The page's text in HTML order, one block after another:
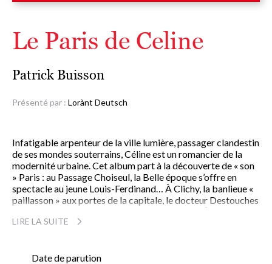
Le Paris de Celine
Patrick Buisson
Présenté par : Lorànt Deutsch
Infatigable arpenteur de la ville lumière, passager clandestin
de ses mondes souterrains, Céline est un romancier de la
modernité urbaine. Cet album part à la découverte de « son
» Paris : au Passage Choiseul, la Belle époque s’offre en
spectacle au jeune Louis-Ferdinand… À Clichy, la banlieue «
paillasson » aux portes de la capitale, le docteur Destouches
fait son premier voyage au bout de la misère… À
Montmartre, poulbots, peintres, écrivains et comédiens
perroquet et ses chiens, tel un clochard misanthrope…
LIRE LA SUITE
Date de parution